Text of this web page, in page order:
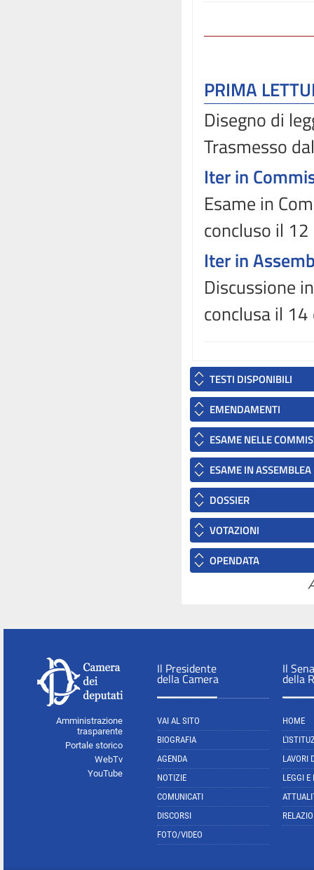
PRIMA
Disegno di
Trasmesso
Iter in
Esame in
concluso il
Iter in
Discussione
conclusa il
TESTI DISPONIBILI
EMENDAMENTI
ESAME NELLE
ESAME IN ASSEMBLEA
DOSSIER
VOTAZIONI
OPENDATA
Amministrazione
trasparente
Portale storico
WebTv
YouTube
Il Presidente
della Camera
VAI AL SITO
BIOGRAFIA
AGENDA
NOTIZIE
COMUNICATI
DISCORSI
FOTO/VIDEO
Il
della
HOME
LAVORI
LEGGI E